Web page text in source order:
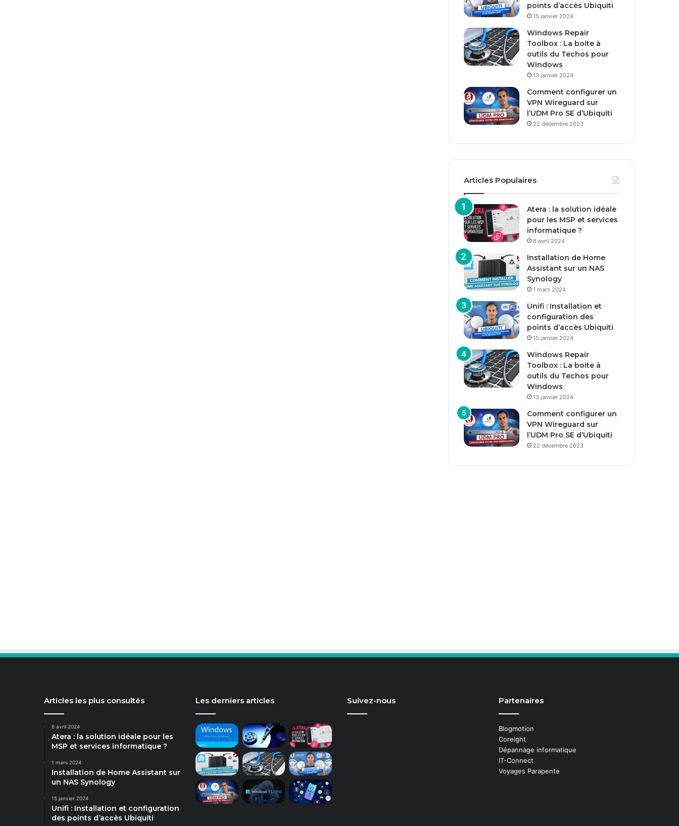
points d’accès Ubiquiti
15 janvier 2024
Windows Repair
Toolbox : La boite à
outils du Techos pour
Windows
13 janvier 2024
Comment configurer un
VPN Wireguard sur
l’UDM Pro SE d’Ubiquiti
22 décembre 2023
Articles Populaires
Atera : la solution idéale
pour les MSP et services
informatique ?
6 avril 2024
Installation de Home
Assistant sur un NAS
Synology
1 mars 2024
Unifi : Installation et
configuration des
points d’accès Ubiquiti
15 janvier 2024
Windows Repair
Toolbox : La boite à
outils du Techos pour
Windows
13 janvier 2024
Comment configurer un
VPN Wireguard sur
l’UDM Pro SE d’Ubiquiti
22 décembre 2023
Articles les plus consultés
6 avril 2024
Atera : la solution idéale pour les
MSP et services informatique ?
1 mars 2024
Installation de Home Assistant sur
un NAS Synology
15 janvier 2024
Unifi : Installation et configuration
des points d’accès Ubiquiti
Les derniers articles Suivez-nous Partenaires
Blogmotion
Coreight
Dépannage informatique
IT-Connect
Voyages Parapente